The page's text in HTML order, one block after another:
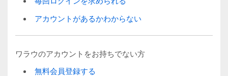
アカウントがあるかわからない
ワラウのアカウントをお持ちでない方
無料会員登録する